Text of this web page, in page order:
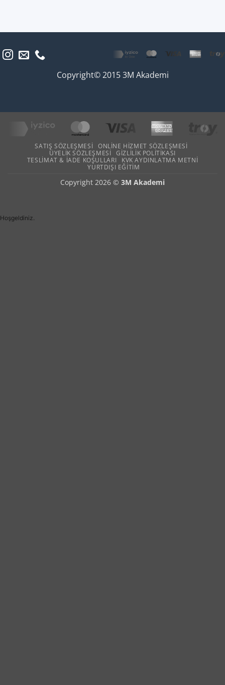
Copyright© 2015 3M Akademi
SATIŞ SÖZLEŞMESI
ONLINE HIZMET SÖZLEŞMESI
ÜYELIK SÖZLEŞMESI
GIZLILIK POLITIKASI
TESLIMAT & İADE KOŞULLARI
KVK AYDINLATMA METNI
YURTDIŞI EĞITIM
Copyright 2026 © 3M Akademi
Hoşgeldiniz.